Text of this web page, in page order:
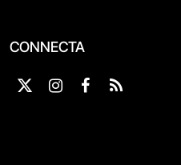
CONNECTA
X
InstagramFacebook
RSS